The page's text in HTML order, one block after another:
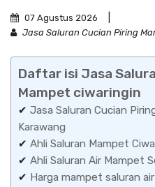
07 Agustus 2026
Jasa Saluran Cucian Piring
Daftar isi Jasa
Mampet ciwaringin
✔ Jasa Saluran Cucian
Karawang
✔ Ahli Saluran Mampet
✔ Ahli Saluran Air Mampet
✔ Harga mampet saluran